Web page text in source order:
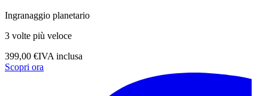
Ingranaggio planetario
3 volte più veloce
399,00 €IVA inclusa
Scopri ora